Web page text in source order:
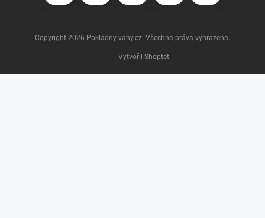
Vytvořil Shoptet
Copyright 2026 Pokladny-vahy.cz. Všechna práva vyhrazena.